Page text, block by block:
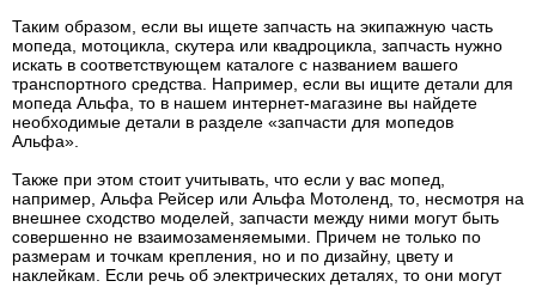
Таким образом, если вы ищете запчасть на экипажную часть
мопеда, мотоцикла, скутера или квадроцикла, запчасть нужно
искать в соответствующем каталоге с названием вашего
транспортного средства. Например, если вы ищите детали для
мопеда Альфа, то в нашем интернет-магазине вы найдете
необходимые детали в разделе «запчасти для мопедов
Альфа».
Также при этом стоит учитывать, что если у вас мопед,
например, Альфа Рейсер или Альфа Мотоленд, то, несмотря на
внешнее сходство моделей, запчасти между ними могут быть
совершенно не взаимозаменяемыми. Причем не только по
размерам и точкам крепления, но и по дизайну, цвету и
наклейкам. Если речь об электрических деталях, то они могут